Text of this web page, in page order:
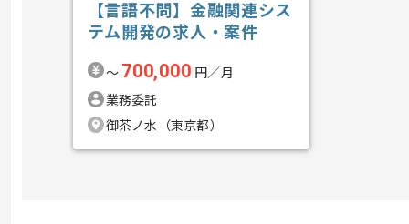
【言語不問】金融関連シス
テム開発の求人・案件
〜 700,000 円／月
業務委託
御茶ノ水（東京都）